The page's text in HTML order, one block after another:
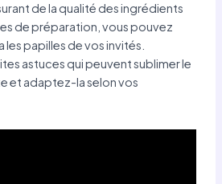
de la qualité des ingrédients
de préparation, vous pouvez
les papilles de vos invités.
astuces qui peuvent sublimer le
et adaptez-la selon vos